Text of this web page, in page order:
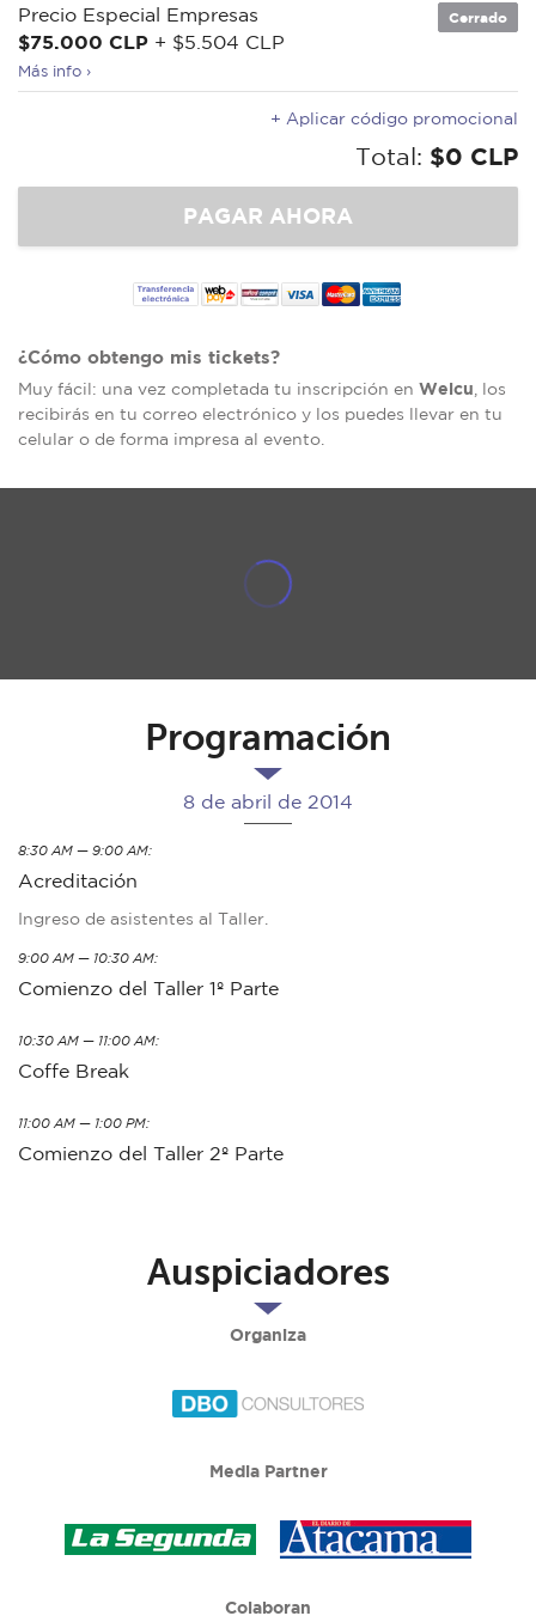
Precio Especial Empresas
$75.000 CLP + $5.504 CLP
Más info ›
Cerrado
+ Aplicar código promocional
Total: $0 CLP
¿Cómo obtengo mis tickets?
Muy fácil: una vez completada tu inscripción en Welcu , los
recibirás en tu correo electrónico y los puedes llevar en tu
celular o de forma impresa al evento.
Programación
8 de abril de 2014
8:30 AM — 9:00 AM:
Acreditación
Ingreso de asistentes al Taller.
9:00 AM — 10:30 AM:
Comienzo del Taller 1º Parte
10:30 AM — 11:00 AM:
Coffe Break
11:00 AM — 1:00 PM:
Comienzo del Taller 2º Parte
Auspiciadores
Organiza
Media Partner
Colaboran